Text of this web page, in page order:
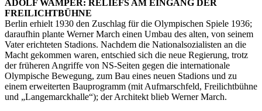
ADOLF WAMPER: RELIEFS AM EINGANG DER
FREILICHTBÜHNE
Berlin erhielt 1930 den Zuschlag für die Olympischen Spiele 1936;
daraufhin plante Werner March einen Umbau des alten, von seinem
Vater erichteten Stadions. Nachdem die Nationalsozialisten an die
Macht gekommen waren, entschied sich die neue Regierung, trotz
der früheren Angriffe von NS-Seiten gegen die internationale
Olympische Bewegung, zum Bau eines neuen Stadions und zu
einem erweiterten Bauprogramm (mit Aufmarschfeld, Freilichtbühne
und „Langemarckhalle“); der Architekt blieb Werner March.